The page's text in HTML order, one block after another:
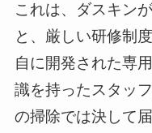
これは、ダスキン
と、厳しい研修制
自に開発された専
識を持ったスタッ
の掃除では決して